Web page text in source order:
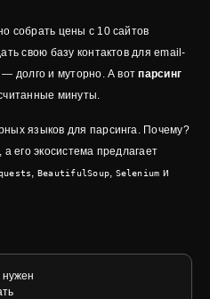
собрать цены с 10 сайтов
свою базу контактов для email-
— долго и муторно. А вотпарсинг
минуты.
языков для парсинга. Почему?
его экосистема предлагает
BeautifulSoup Selenium и
нужен